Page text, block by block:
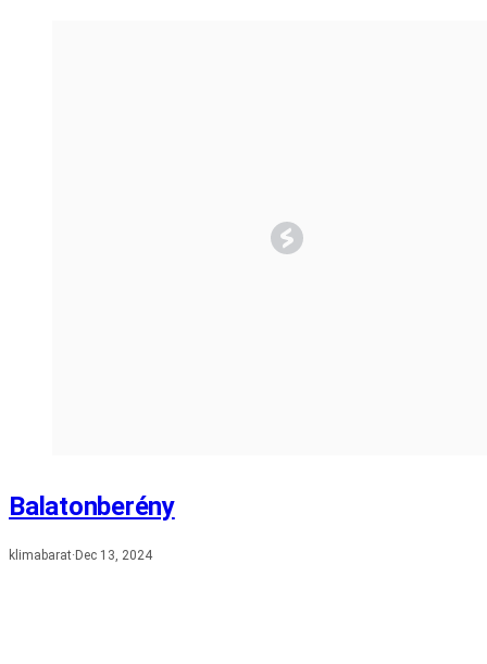
Balatonberény
klimabarat· Dec 13, 2024